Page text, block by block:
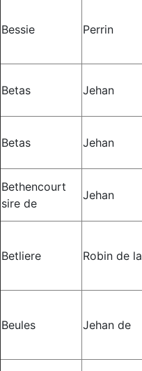
Bessie Perrin
Betas Jehan
Betas Jehan
Bethencourt
sire de
Jehan
Betliere Robin de la
Beules Jehan de